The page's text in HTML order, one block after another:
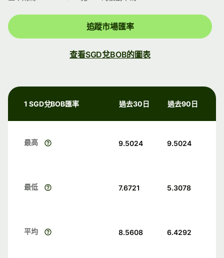
追蹤市場匯率
查看SGD兌BOB的圖表
1 SGD兌BOB匯率 過去30日 過去90日
最高 9.5024 9.5024
最低 7.6721 5.3078
平均 8.5608 6.4292